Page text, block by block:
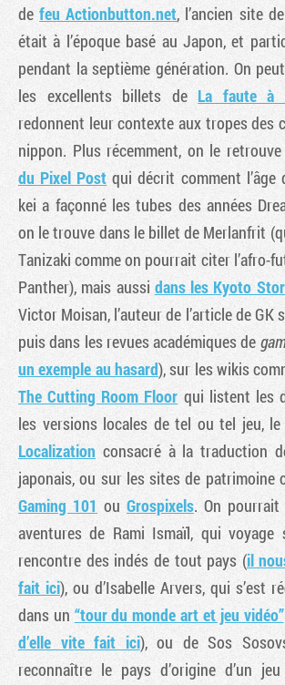
defeu Actionbutton.net, l’ancien site
était à l’époque basé au Japon, et
pendant la septième génération. On
les excellents billets de La faute à
redonnent leur contexte aux tropes des
nippon. Plus récemment, on le retrouve
du Pixel Post qui décrit comment l’âge
kei a façonné les tubes des années
on le trouve dans le billet de Merlanfrit
Tanizaki comme on pourrait citer l’afro-
Panther), mais aussi dans les Kyoto
Victor Moisan, l’auteur de l’article de GK
puis dans les revues académiques de
un exemple au hasard), sur les wikis
The Cutting Room Floor qui listent les
les versions locales de tel ou tel jeu,
Localization consacré à la traduction
japonais, ou sur les sites de patrimoine
Gaming 101 ou Grospixels. On
aventures de Rami Ismaïl, qui voyage
rencontre des indés de tout pays (il
fait ici), ou d’Isabelle Arvers, qui s’est
dans un “tour du monde art et jeu vidéo”
d’elle vite fait ici), ou de Sos
reconnaître le pays d’origine d’un